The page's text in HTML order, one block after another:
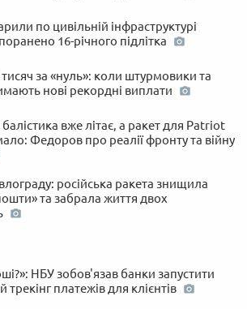
по цивільній інфраструктурі
16-річного підлітка
за «нуль»: коли штурмовики та
нові рекордні виплати
балістика вже літає, а ракет для Patriot
Федоров про реалії фронту та війну
російська ракета знищила
та забрала життя двох
НБУ зобов'язав банки запустити
трекінг платежів для клієнтів